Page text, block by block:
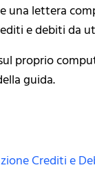
una lettera
e debiti da
proprio
guida.
Crediti e